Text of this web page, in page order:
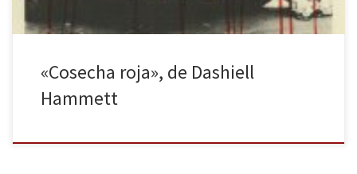
«Cosecha roja», de Dashiell
Hammett